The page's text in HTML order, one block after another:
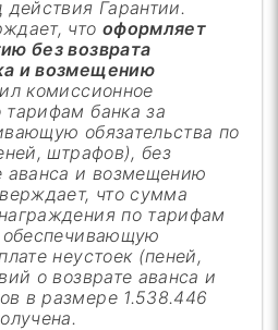
действия Гарантии.
что оформляет
без возврата
и возмещению
комиссионное
банка за
обязательства по
штрафов), без
аванса и возмещению
что сумма
по тарифам
обеспечивающую
неустоек (пеней,
о возврате аванса и
в размере 1.538.446